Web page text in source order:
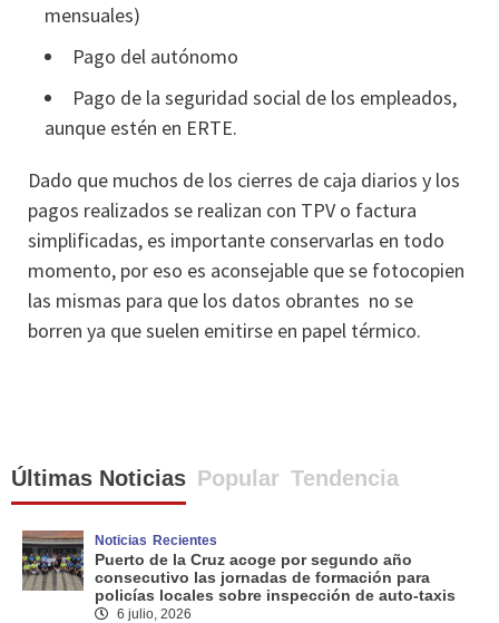
mensuales)
Pago del autónomo
Pago de la seguridad social de los empleados,
aunque estén en ERTE.
Dado que muchos de los cierres de caja diarios y los
pagos realizados se realizan con TPV o factura
simplificadas, es importante conservarlas en todo
momento, por eso es aconsejable que se fotocopien
las mismas para que los datos obrantes no se
borren ya que suelen emitirse en papel térmico.
Últimas Noticias Popular Tendencia
Noticias Recientes
Puerto de la Cruz acoge por segundo año
consecutivo las jornadas de formación para
policías locales sobre inspección de auto-taxis
6 julio, 2026